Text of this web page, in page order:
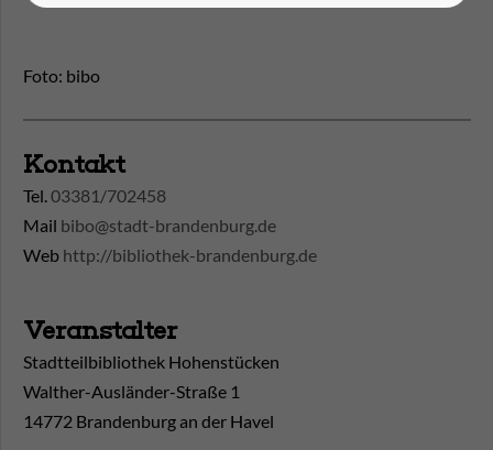
Foto: bibo
Kontakt
Tel.03381/702458
Mail bibo@stadt-brandenburg.de
Web http://bibliothek-brandenburg.de
Veranstalter
Stadtteilbibliothek Hohenstücken
Walther-Ausländer-Straße 1
14772 Brandenburg an der Havel